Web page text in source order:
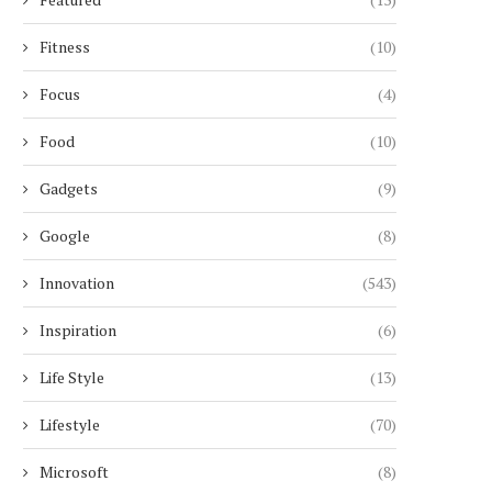
Fitness (10)
Focus (4)
Food (10)
Gadgets (9)
Google (8)
Innovation (543)
Inspiration (6)
Life Style (13)
Lifestyle (70)
Microsoft (8)